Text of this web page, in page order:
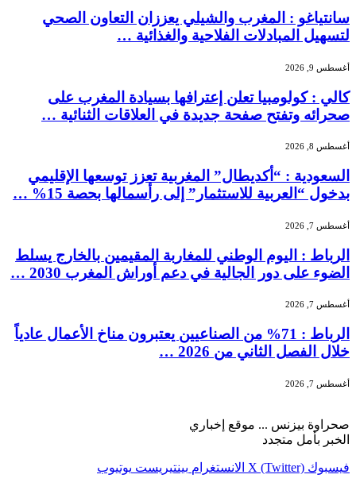
سانتياغو : المغرب والشيلي يعززان التعاون الصحي
لتسهيل المبادلات الفلاحية والغذائية …
أغسطس 9, 2026
كالي : كولومبيا تعلن إعترافها بسيادة المغرب على
صحرائه وتفتح صفحة جديدة في العلاقات الثنائية …
أغسطس 8, 2026
السعودية : “أكديطال” المغربية تعزز توسعها الإقليمي
بدخول “العربية للاستثمار” إلى رأسمالها بحصة 15% …
أغسطس 7, 2026
الرباط : اليوم الوطني للمغاربة المقيمين بالخارج يسلط
الضوء على دور الجالية في دعم أوراش المغرب 2030 …
أغسطس 7, 2026
الرباط : 71% من الصناعيين يعتبرون مناخ الأعمال عادياً
خلال الفصل الثاني من 2026 …
أغسطس 7, 2026
صحراوة بيزنس ... موقع إخباري
الخبر بأمل متجدد
فيسبوك X (Twitter) الانستغرام بينتيريست يوتيوب